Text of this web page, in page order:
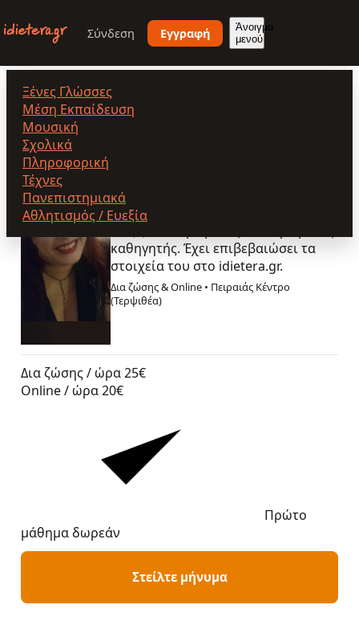
προς
κυρίως
Σύνδεση Εγγραφή
Άνοιγμα
μενού
Ξένες Γλώσσες
Μέση Εκπαίδευση
Μουσική
Σχολικά
Πληροφορική
Τέχνες
Πανεπιστημιακά
Αθλητισμός / Ευεξία
ΤΖΕΛΑ ΚΟΛΛΙΑ ΠΑΠΑΧΡΗΣΤΟΥ
ΠΑΠΑΧΡΗΣΤΟΥ
καθηγητής. Έχει επιβεβαιώσει τα
στοιχεία του στο idietera.gr.
Δια ζώσης & Online • Πειραιάς Κέντρο
(Τερψιθέα)
Δια ζώσης / ώρα 25€
Online / ώρα 20€
Πρώτο
μάθημα δωρεάν
Στείλτε μήνυμα